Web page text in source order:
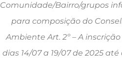
Comunidade/Bairro/grupos
para composição do
Ambiente Art. 2º – A
dias 14/07 a 19/07 de 2025